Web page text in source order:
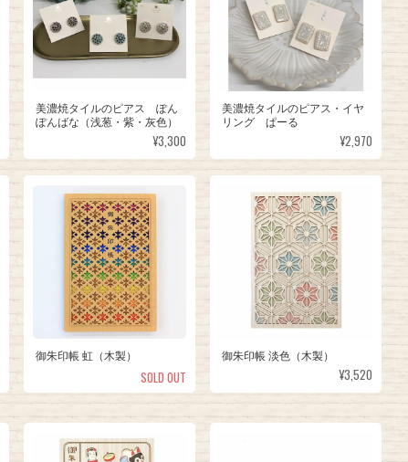
美濃焼タイルのピアス ぽん
ぽんばな（浅葱・紫・灰色）
¥3,300
美濃焼タイルのピアス・イヤ
リング ぱーる
¥2,970
御朱印帳 虹（木製）
SOLD OUT
御朱印帳 淡色（木製）
¥3,520